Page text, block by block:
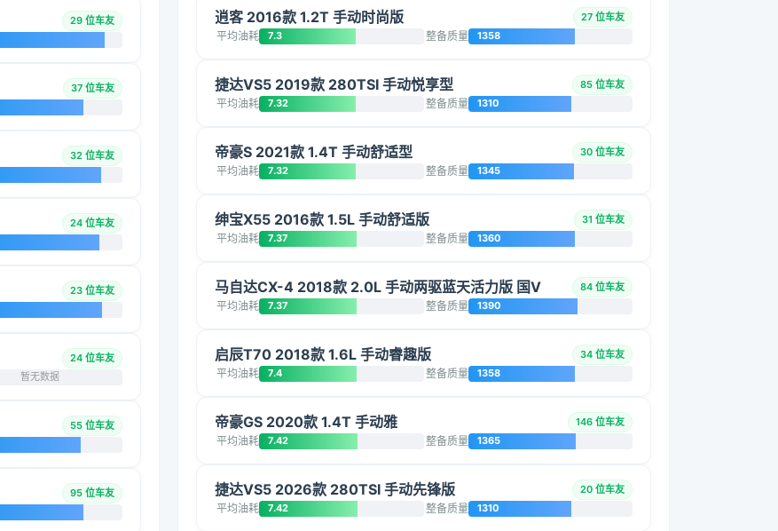
29 位车友
37 位车友
32 位车友
24 位车友
23 位车友
24 位车友
暂无数据
55 位车友
95 位车友
逍客 2016款 1.2T 手动时尚版 27 位车友
平均油耗 7.3 整备质量 1358
捷达VS5 2019款 280TSI 手动悦享型 85 位车友
平均油耗 7.32 整备质量 1310
帝豪S 2021款 1.4T 手动舒适型 30 位车友
平均油耗 7.32 整备质量 1345
绅宝X55 2016款 1.5L 手动舒适版 31 位车友
平均油耗 7.37 整备质量 1360
马自达CX-4 2018款 2.0L 手动两驱蓝天活力版 国V 84 位车友
平均油耗 7.37 整备质量 1390
启辰T70 2018款 1.6L 手动睿趣版 34 位车友
平均油耗 7.4 整备质量 1358
帝豪GS 2020款 1.4T 手动雅 146 位车友
平均油耗 7.42 整备质量 1365
捷达VS5 2026款 280TSI 手动先锋版 20 位车友
平均油耗 7.42 整备质量 1310